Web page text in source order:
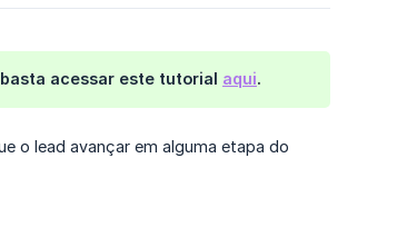
acessar este tutorial aqui.
o lead avançar em alguma etapa do